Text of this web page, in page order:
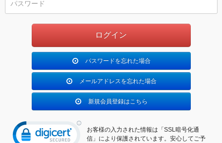
パスワードを忘れた場合
メールアドレスを忘れた場合
新規会員登録はこちら
お客様の入力された情報は「SSL暗号化通
信」により保護されています。安心してご予